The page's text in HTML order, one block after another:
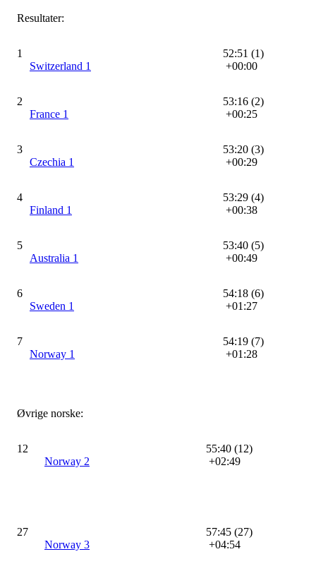
Resultater:
1
Switzerland 1
52:51 (1)
+00:00
2
France 1
53:16 (2)
+00:25
3
Czechia 1
53:20 (3)
+00:29
4
Finland 1
53:29 (4)
+00:38
5
Australia 1
53:40 (5)
+00:49
6
Sweden 1
54:18 (6)
+01:27
7
Norway 1
54:19 (7)
+01:28
Øvrige norske:
12
Norway 2
55:40 (12)
+02:49
27
Norway 3
57:45 (27)
+04:54